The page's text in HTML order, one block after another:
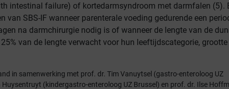
intestinal failure) of kortedarmsyndroom met darmfalen (5).
van SBS-IF wanneer parenterale voeding gedurende een
na darmchirurgie nodig is of wanneer de lengte van de
van de lengte verwacht voor hun leeftijdscategorie, grootte
in samenwerking met prof. dr. Tim Vanuytsel (gastro-enteroloog UZ
Huysentruyt (kindergastro-enteroloog UZ Brussel) en prof. dr. Ilse